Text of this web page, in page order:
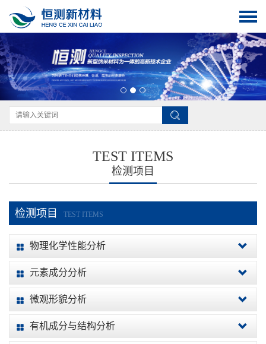
TEST ITEMS
检测项目
检测项目 TEST ITEMS
物理化学性能分析
元素成分分析
微观形貌分析
有机成分与结构分析